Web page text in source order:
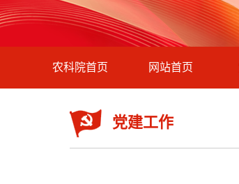
农科院首页 网站首页
党建工作